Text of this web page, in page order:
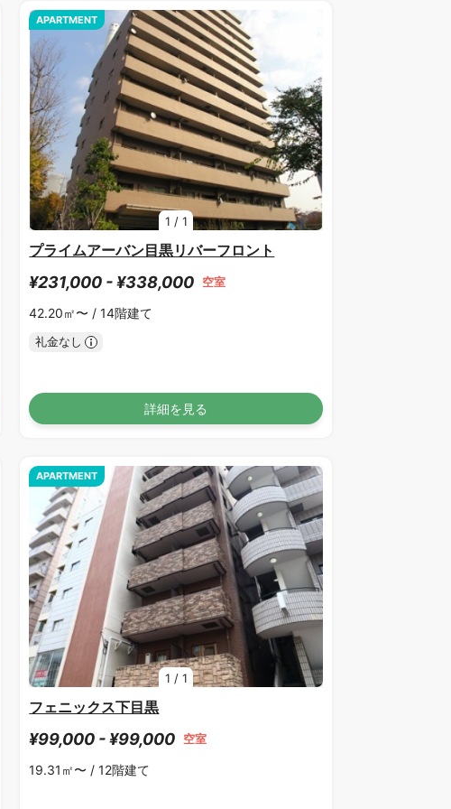
1 / 1
APARTMENT
プライムアーバン目黒リバーフロント
¥231,000 - ¥338,000 空室
42.20㎡〜 /14階建て
礼金なし
詳細を見る
1 / 1
APARTMENT
フェニックス下目黒
¥99,000 - ¥99,000 空室
19.31㎡〜 /12階建て